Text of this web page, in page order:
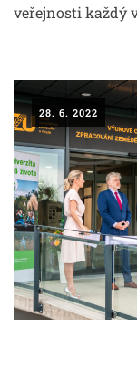
veřejnosti každý
28. 6. 2022